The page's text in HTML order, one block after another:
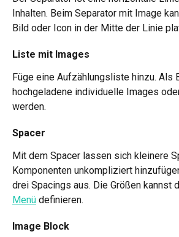
Inhalten. Beim Separator mit Image
Bild oder Icon in der Mitte der Linie
Liste mit Images
Füge eine Aufzählungsliste hinzu. Als
hochgeladene individuelle Images
werden.
Spacer
Mit dem Spacer lassen sich kleinere
Komponenten unkompliziert
drei Spacings aus. Die Größen kannst
Menü definieren.
Image Block